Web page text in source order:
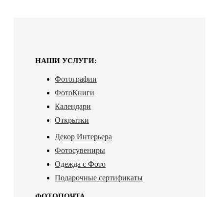
НАШИ УСЛУГИ:
Фотографии
ФотоКниги
Календари
Открытки
Декор Интерьера
Фотосувениры
Одежда с Фото
Подарочные сертификаты